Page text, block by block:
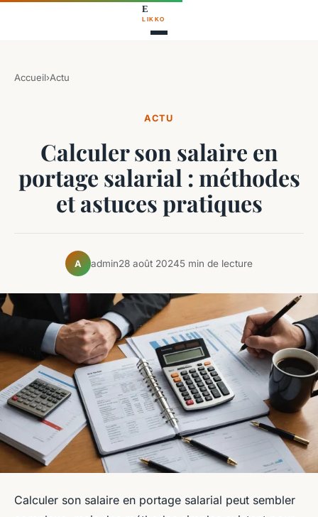
Accueil›Actu
ACTU
Calculer son salaire en
portage salarial : méthodes
et astuces pratiques
A admin28 août 20245 min de lecture
Calculer son salaire en portage salarial peut sembler